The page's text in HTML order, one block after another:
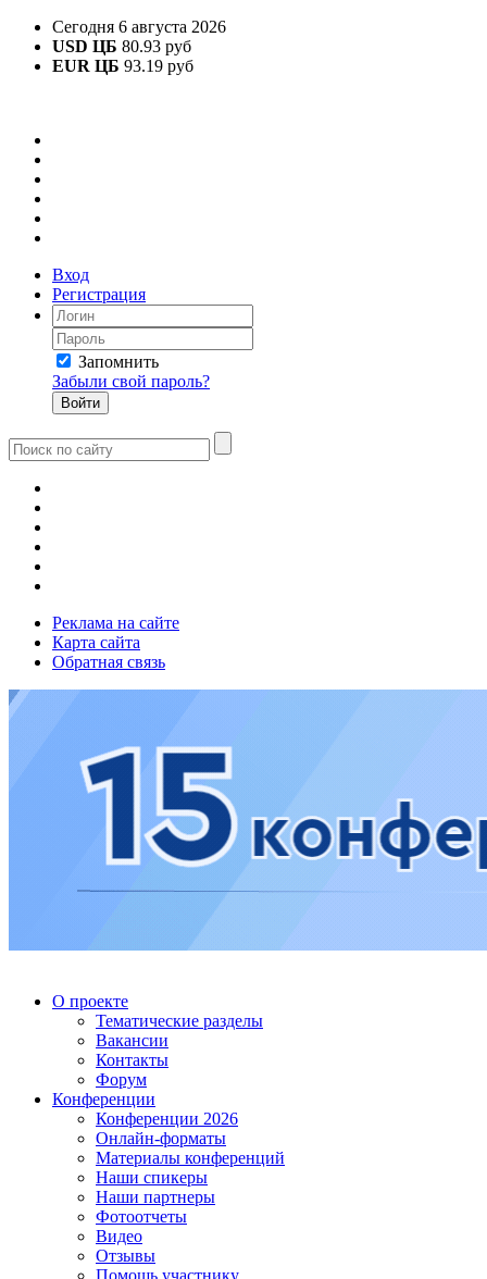
Сегодня 6 августа 2026
USD ЦБ 80.93 руб
EUR ЦБ 93.19 руб
Вход
Регистрация
Запомнить
Забыли свой пароль?
Реклама на сайте
Карта сайта
Обратная связь
О проекте
Тематические разделы
Вакансии
Контакты
Форум
Конференции
Конференции 2026
Онлайн-форматы
Материалы конференций
Наши спикеры
Наши партнеры
Фотоотчеты
Видео
Отзывы
Помощь участнику